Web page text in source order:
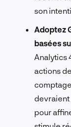
son
Adoptez
basées
Analytics
actions
devraient
pour